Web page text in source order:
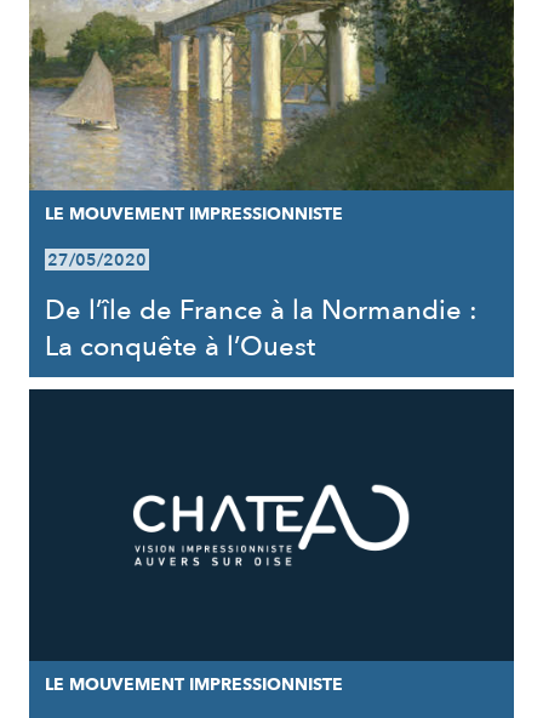
LE MOUVEMENT IMPRESSIONNISTE
27/05/2020
De l’île de France à la Normandie :
La conquête à l’Ouest
LE MOUVEMENT IMPRESSIONNISTE